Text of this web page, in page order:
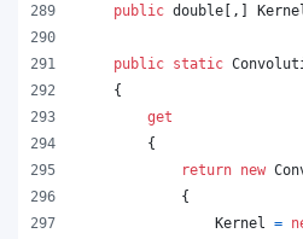
public double [ , ]
public static
{
get
{
return new
{
Kernel
=